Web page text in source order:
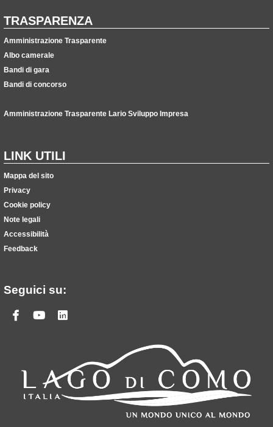
TRASPARENZA
Amministrazione Trasparente
Albo camerale
Bandi di gara
Bandi di concorso
Amministrazione Trasparente Lario Sviluppo Impresa
LINK UTILI
Mappa del sito
Privacy
Cookie policy
Note legali
Accessibilità
Feedback
Seguici su:
Facebook
Youtube